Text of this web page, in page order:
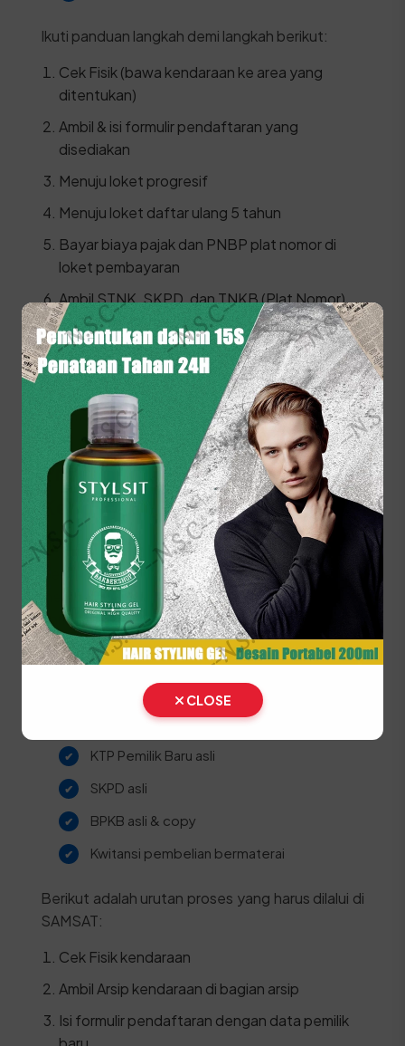
Ikuti panduan langkah demi langkah berikut:
Cek Fisik (bawa kendaraan ke area yang
ditentukan)
Ambil & isi formulir pendaftaran yang
disediakan
Menuju loket progresif
Menuju loket daftar ulang 5 tahun
Bayar biaya pajak dan PNBP plat nomor di
loket pembayaran
Ambil STNK, SKPD, dan TNKB (Plat Nomor)
baru
⚠️ Kendaraan fisik WAJIB dibawa ke lokasi Samsat
Pariaman karena petugas harus melakukan gesek
nomor rangka dan mesin secara langsung.
Prosedur Balik Nama
Kendaraan (BBN II) di Kota
Pariaman
Segera lakukan balik nama jika Anda baru saja
membeli kendaraan bekas di wilayah Kota
Pariaman agar proses administrasi di masa depan
menjadi lebih mudah dan status kepemilikan
menjadi sah secara hukum atas nama Anda
KTP Pemilik Baru asli
SKPD asli
BPKB asli & copy
Kwitansi pembelian bermaterai
Berikut adalah urutan proses yang harus dilalui di
SAMSAT:
Cek Fisik kendaraan
Ambil Arsip kendaraan di bagian arsip
Isi formulir pendaftaran dengan data pemilik
CLOSE